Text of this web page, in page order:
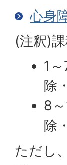
心身
(注釈)
1
除
8
除
ただし